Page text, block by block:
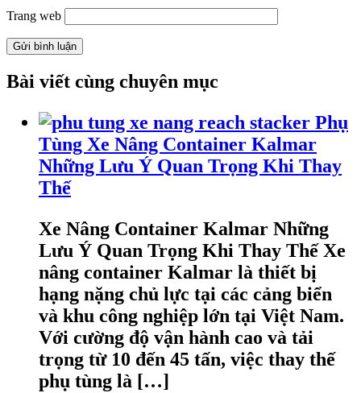
Trang web
Bài viết cùng chuyên mục
Phụ
Tùng Xe Nâng Container Kalmar
Những Lưu Ý Quan Trọng Khi Thay
Thế
Xe Nâng Container Kalmar Những
Lưu Ý Quan Trọng Khi Thay Thế Xe
nâng container Kalmar là thiết bị
hạng nặng chủ lực tại các cảng biển
và khu công nghiệp lớn tại Việt Nam.
Với cường độ vận hành cao và tải
trọng từ 10 đến 45 tấn, việc thay thế
phụ tùng là […]